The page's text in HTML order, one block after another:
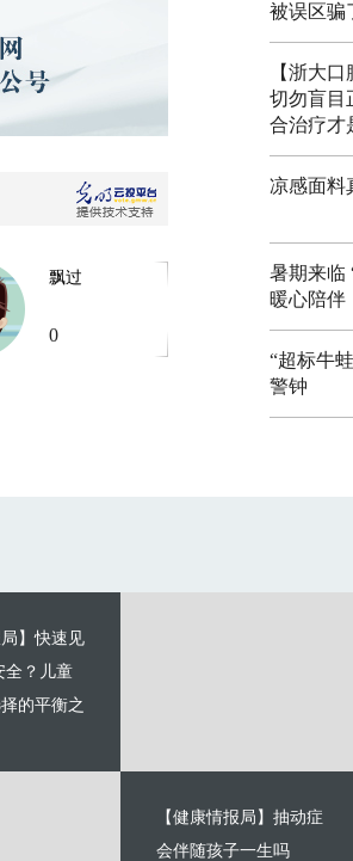
飘过
0
被误区骗
【浙大
切勿盲目
合治疗才
凉感面料
暑期来临
暖心陪伴
“超标牛
警钟
局】快速见
全？儿童
的平衡之
【健康情报局】抽动症
会伴随孩子一生吗